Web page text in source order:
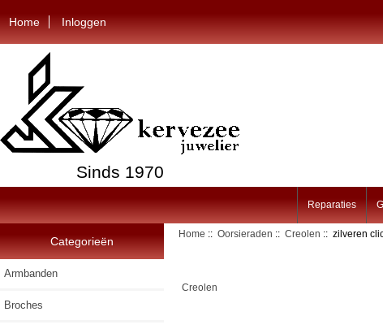
Home Inloggen
Sinds 1970
Reparaties
Categorieën
Armbanden
Broches
Home ::Oorsieraden ::Creolen :: zilveren
Creolen